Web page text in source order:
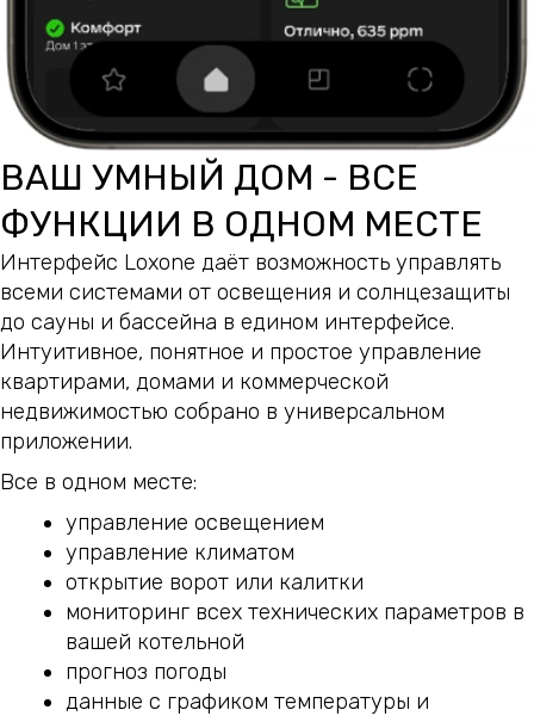
ВАШ УМНЫЙ ДОМ - ВСЕ
ФУНКЦИИ В ОДНОМ МЕСТЕ
Интерфейс Loxone даёт возможность управлять
всеми системами от освещения и солнцезащиты
до сауны и бассейна в едином интерфейсе.
Интуитивное, понятное и простое управление
квартирами, домами и коммерческой
недвижимостью собрано в универсальном
приложении.
Все в одном месте:
управление освещением
управление климатом
открытие ворот или калитки
мониторинг всех технических параметров в
вашей котельной
прогноз погоды
данные с графиком температуры и